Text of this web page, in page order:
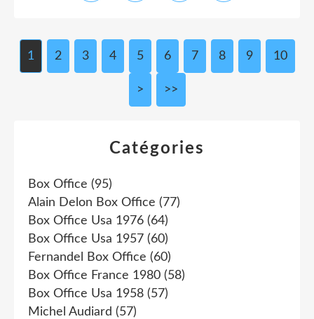
1 2 3 4 5 6 7 8 9 10
> >>
Catégories
Box Office (95)
Alain Delon Box Office (77)
Box Office Usa 1976 (64)
Box Office Usa 1957 (60)
Fernandel Box Office (60)
Box Office France 1980 (58)
Box Office Usa 1958 (57)
Michel Audiard (57)